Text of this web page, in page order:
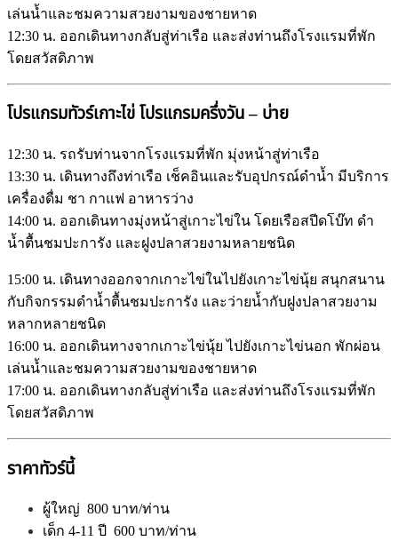
เล่นน้ำและชมความสวยงามของชายหาด
12:30 น. ออกเดินทางกลับสู่ท่าเรือ และส่งท่านถึงโรงแรมที่พัก
โดยสวัสดิภาพ
โปรแกรมทัวร์เกาะไข่ โปรแกรมครึ่งวัน – บ่าย
12:30 น. รถรับท่านจากโรงแรมที่พัก มุ่งหน้าสู่ท่าเรือ
13:30 น. เดินทางถึงท่าเรือ เช็คอินและรับอุปกรณ์ดำน้ำ มีบริการ
เครื่องดื่ม ชา กาแฟ อาหารว่าง
14:00 น. ออกเดินทางมุ่งหน้าสู่เกาะไข่ใน โดยเรือสปีดโบ๊ท ดำ
น้ำตื้นชมปะการัง และฝูงปลาสวยงามหลายชนิด
15:00 น. เดินทางออกจากเกาะไข่ในไปยังเกาะไข่นุ้ย สนุกสนาน
กับกิจกรรมดำน้ำตื้นชมปะการัง และว่ายน้ำกับฝูงปลาสวยงาม
หลากหลายชนิด
16:00 น. ออกเดินทางจากเกาะไข่นุ้ย ไปยังเกาะไข่นอก พักผ่อน
เล่นน้ำและชมความสวยงามของชายหาด
17:00 น. ออกเดินทางกลับสู่ท่าเรือ และส่งท่านถึงโรงแรมที่พัก
โดยสวัสดิภาพ
ราคาทัวร์นี้
ผู้ใหญ่ 800 บาท/ท่าน
เด็ก 4-11 ปี 600 บาท/ท่าน